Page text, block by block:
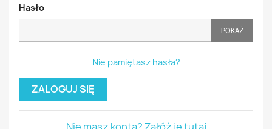
Hasło
POKAŻ
Nie pamiętasz hasła?
ZALOGUJ SIĘ